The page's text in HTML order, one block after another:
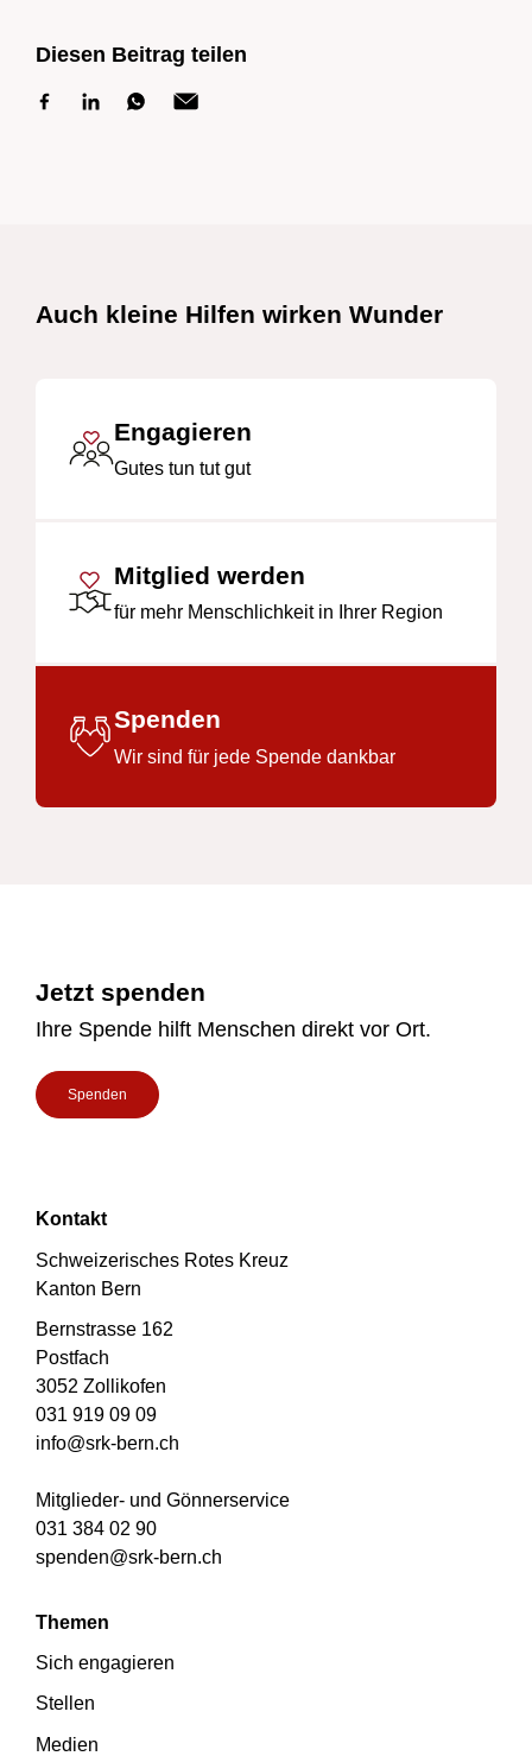
Diesen Beitrag teilen
Auch kleine Hilfen wirken Wunder
Engagieren
Gutes tun tut gut
Mitglied werden
für mehr Menschlichkeit in Ihrer Region
Spenden
Wir sind für jede Spende dankbar
Jetzt spenden
Ihre Spende hilft Menschen direkt vor Ort.
Spenden
Kontakt
Schweizerisches Rotes Kreuz
Kanton Bern
Bernstrasse 162
Postfach
3052 Zollikofen
031 919 09 09
info@srk-bern.ch
Mitglieder- und Gönnerservice
031 384 02 90
spenden@srk-bern.ch
Themen
Sich engagieren
Stellen
Medien